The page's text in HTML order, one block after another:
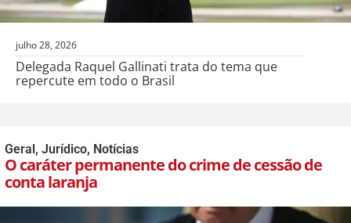
julho 28, 2026
Delegada Raquel Gallinati trata do tema que
repercute em todo o Brasil
Geral, Jurídico, Notícias
O caráter permanente do crime de cessão de
conta laranja